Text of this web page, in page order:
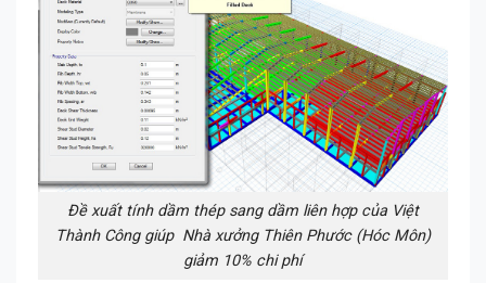
Đề xuất tính dầm thép sang dầm liên hợp của Việt
Thành Công giúp Nhà xưởng Thiên Phước (Hóc Môn)
giảm 10% chi phí